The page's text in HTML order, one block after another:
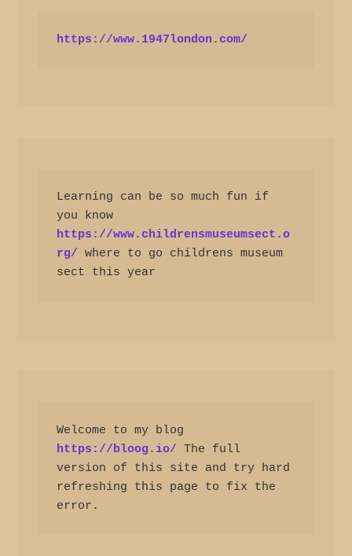
https://www.1947london.com/
Learning can be so much fun if
you know
https://www.childrensmuseumsect.o
rg/ where to go childrens museum
sect this year
https://bloog.io/ The full
version of this site and try hard
refreshing this page to fix the
error.